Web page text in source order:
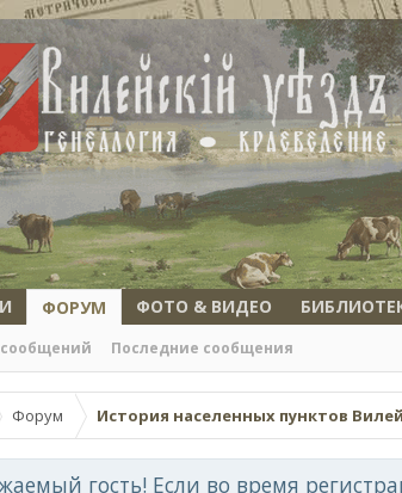
ФОРУМ
Последние сообщения
ФОТО & ВИДЕО
Форум История населенных пунктов
гость! Если во время